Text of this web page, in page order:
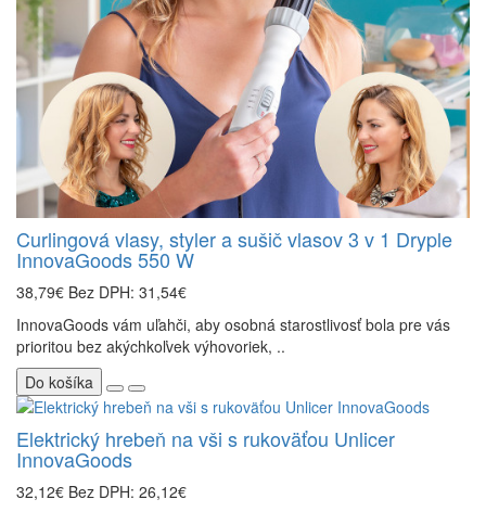
Curlingová vlasy, styler a sušič vlasov 3 v 1 Dryple
InnovaGoods 550 W
38,79€ Bez DPH: 31,54€
InnovaGoods vám uľahči, aby osobná starostlivosť bola pre vás
prioritou bez akýchkoľvek výhovoriek, ..
Do košíka
Elektrický hrebeň na vši s rukoväťou Unlicer
InnovaGoods
32,12€ Bez DPH: 26,12€